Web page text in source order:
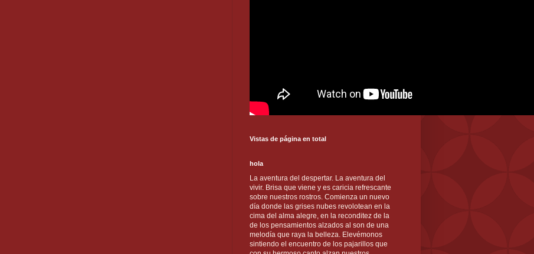
Vistas de página en total
hola
La aventura del despertar. La aventura del
vivir. Brisa que viene y es caricia refrescante
sobre nuestros rostros. Comienza un nuevo
día donde las grises nubes revolotean en la
cima del alma alegre, en la reconditez de la
de los pensamientos alzados al son de una
melodía que raya la belleza. Elevémonos
sintiendo el encuentro de los pajarillos que